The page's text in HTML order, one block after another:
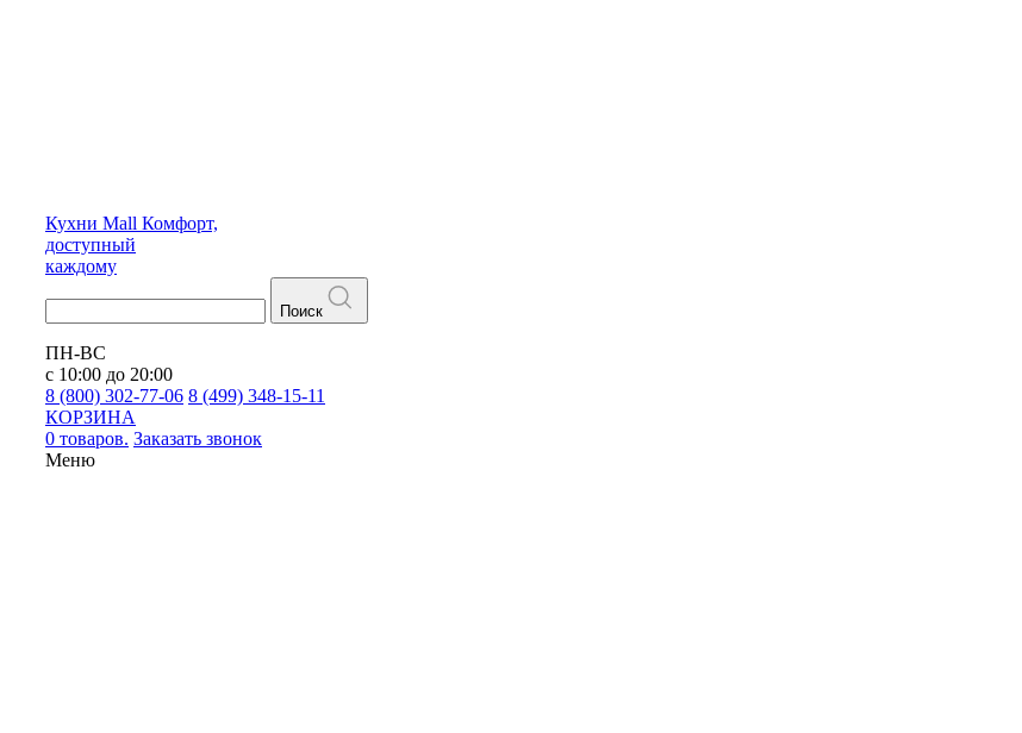
Кухни Mall Комфорт,
доступный
каждому
Поиск
ПН-ВС
с 10:00 до 20:00
8 (800) 302-77-06 8 (499) 348-15-11
КОРЗИНА
0 товаров. Заказать звонок
Меню